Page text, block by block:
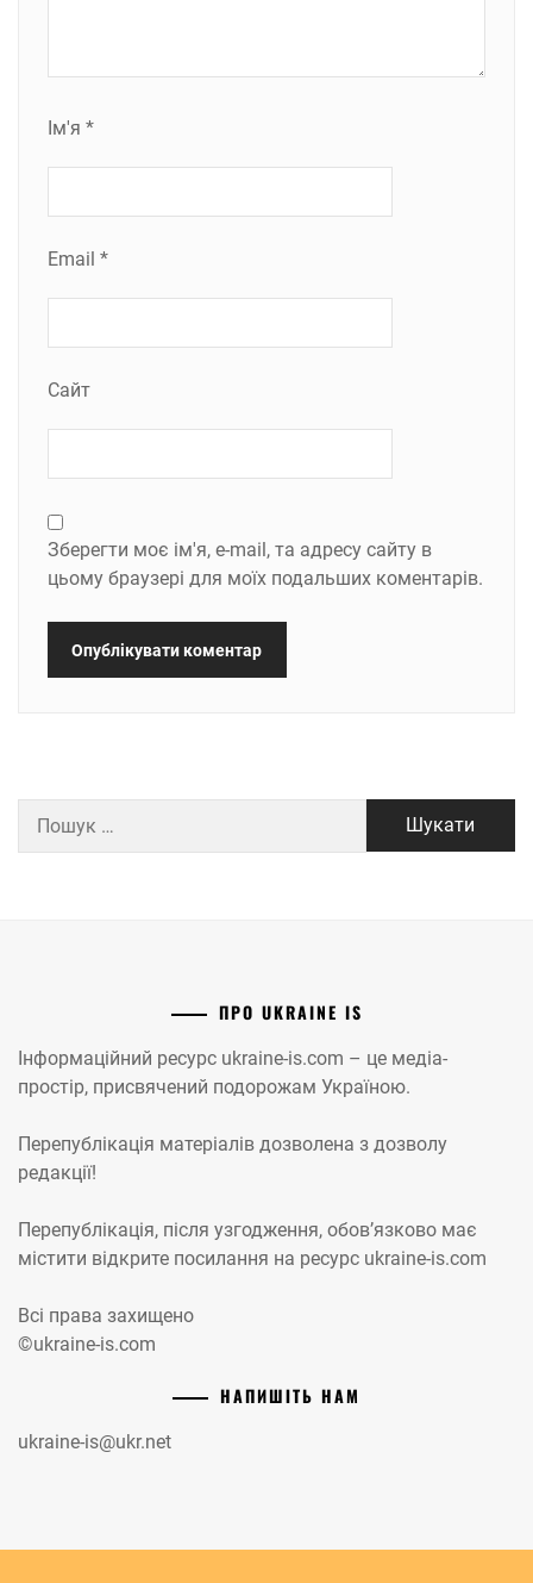
Ім'я *
Email *
Сайт
Зберегти моє ім'я, e-mail, та адресу сайту в
цьому браузері для моїх подальших коментарів.
ПРО UKRAINE IS
Інформаційний ресурс ukraine-is.com – це медіа-
простір, присвячений подорожам Україною.
Перепублікація матеріалів дозволена з дозволу
редакції!
Перепублікація, після узгодження, обов’язково має
містити відкрите посилання на ресурс ukraine-is.com
Всі права захищено
©ukraine-is.com
НАПИШІТЬ НАМ
ukraine-is@ukr.net